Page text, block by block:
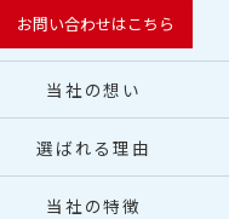
お問い合わせはこちら
当社の想い
選ばれる理由
当社の特徴